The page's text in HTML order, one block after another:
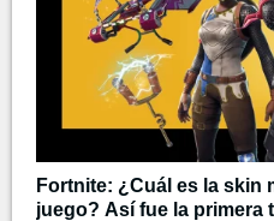
Fortnite: ¿Cuál es la skin
juego? Así fue la primera